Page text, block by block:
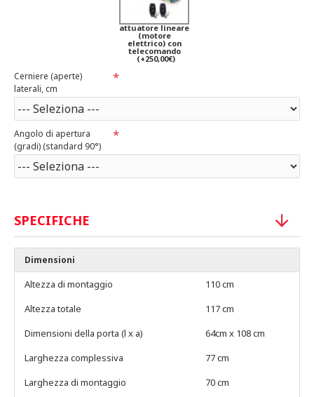
attuatore lineare
(motore
elettrico) con
telecomando
(+250,00€)
Cerniere (aperte)
laterali, cm
Angolo di apertura
(gradi) (standard 90°)
SPECIFICHE
Dimensioni
Altezza di montaggio
110 cm
Altezza totale
117 cm
Dimensioni della porta (l x a)
64cm x 108 cm
Larghezza complessiva
77 cm
Larghezza di montaggio
70 cm